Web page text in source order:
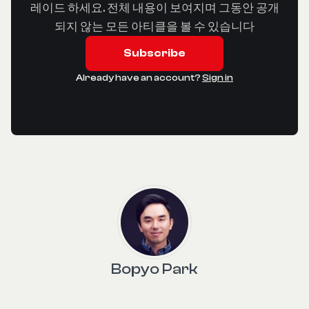
레이드 하세요. 전체 내용이 보여지며 그동안 공개
되지 않는 모든 아티클을 볼 수 있습니다
Subscribe
Already have an account?Sign in
Bopyo Park